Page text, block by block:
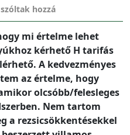
hozzá
mi értelme lehet
kérhető H tarifás
A kedvezményes
az értelme, hogy
olcsóbb/felesleges
Nem tartom
a rezsicsökkentésekkel